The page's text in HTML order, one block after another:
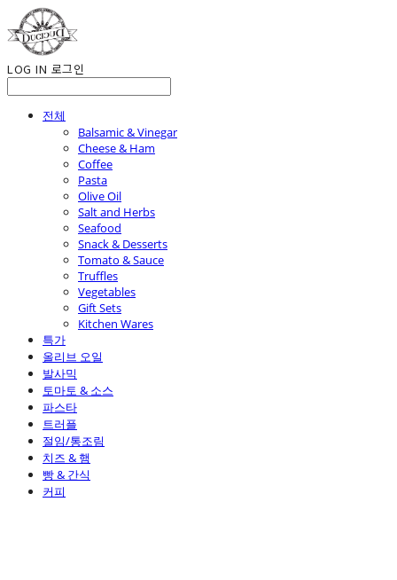
LOG IN 로그인
전체
Balsamic & Vinegar
Cheese & Ham
Coffee
Pasta
Olive Oil
Salt and Herbs
Seafood
Snack & Desserts
Tomato & Sauce
Truffles
Vegetables
Gift Sets
Kitchen Wares
특가
올리브 오일
발사믹
토마토 & 소스
파스타
트러플
절임/통조림
치즈 & 햄
빵 & 간식
커피